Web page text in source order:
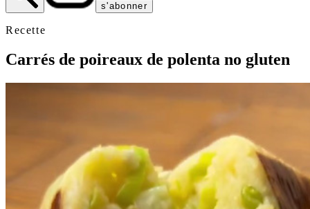
s'abonner
Recette
Carrés de poireaux de polenta no gluten